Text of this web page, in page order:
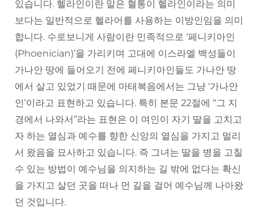
있습니다. 헬라인이란 말은 혈통이 헬라인이라는 의미
보다는 일반적으로 헬라어를 사용하는 이방인임을 의미
합니다. 수로보니게 사람이란 민족적으로 ‘페니키아인
(Phoenician)’을 가리키며 고대에 이스라엘 백성들이
가나안 땅에 들어오기 전에 페니키아인들도 가나안 땅
에서 살고 있었기 때문에 마태복음에서는 그냥 ‘가나안
인’이라고 표현하고 있습니다. 특히 본문 22절에 “그 지
경에서 나와서”라는 표현은 이 여인이 자기 딸을 고치고
자 하는 열심과 예수를 향한 신앙의 열심을 가지고 멀리
서 왔음을 묘사하고 있습니다. 즉 그녀는 딸을 병을 고칠
수 있는 방법이 예수님을 의지하는 길 밖에 없다는 확신
을 가지고 살던 곳을 떠나 먼 길을 걸어 예수님께 나아왔
던 것입니다.